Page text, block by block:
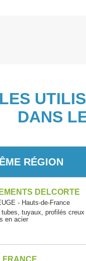
LES
DANS
RÉGION
DELCORTE
- Hauts-de-France
tubes, tuyaux, profilés
en acier